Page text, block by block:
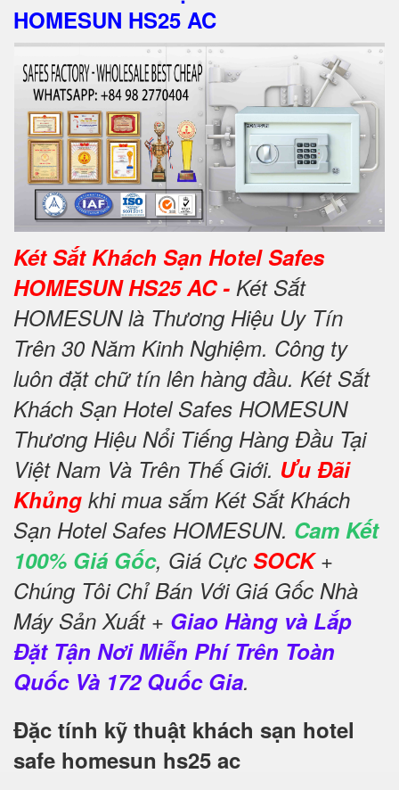
HOMESUN HS25 AC
Két Sắt Khách Sạn Hotel Safes
HOMESUN HS25 AC - Két Sắt
HOMESUN là Thương Hiệu Uy Tín
Trên 30 Năm Kinh Nghiệm. Công ty
luôn đặt chữ tín lên hàng đầu. Két Sắt
Khách Sạn Hotel Safes HOMESUN
Thương Hiệu Nổi Tiếng Hàng Đầu Tại
Việt Nam Và Trên Thế Giới. Ưu Đãi
Khủng khi mua sắm Két Sắt Khách
Sạn Hotel Safes HOMESUN. Cam Kết
100% Giá Gốc, Giá Cực SOCK+
Chúng Tôi Chỉ Bán Với Giá Gốc Nhà
Máy Sản Xuất + Giao Hàng và Lắp
Đặt Tận Nơi Miễn Phí Trên Toàn
Quốc Và 172 Quốc Gia.
Đặc tính kỹ thuật khách sạn hotel
safe homesun hs25 ac